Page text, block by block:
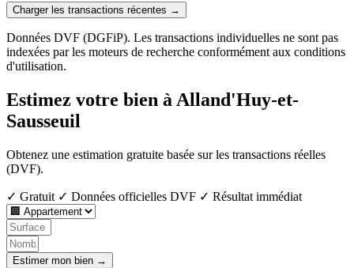
Charger les transactions récentes →
Données DVF (DGFiP). Les transactions individuelles ne sont pas
indexées par les moteurs de recherche conformément aux conditions
d'utilisation.
Estimez votre bien à Alland'Huy-et-
Sausseuil
Obtenez une estimation gratuite basée sur les transactions réelles
(DVF).
✓ Gratuit ✓ Données officielles DVF ✓ Résultat immédiat
Estimer mon bien →